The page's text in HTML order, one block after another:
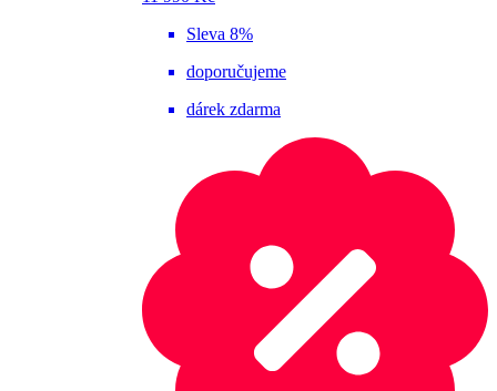
Sleva 8%
doporučujeme
dárek zdarma